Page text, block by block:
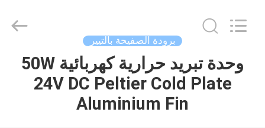
منزل
(Guangzhou)
برودة الصفيحة بالتيير
وحدة تبريد حرارية كهربائية 50W
24V DC Peltier Cold Plate
Aluminium Fin